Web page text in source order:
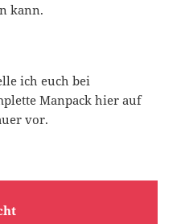
kann.
ich euch bei
Manpack hier auf
vor.